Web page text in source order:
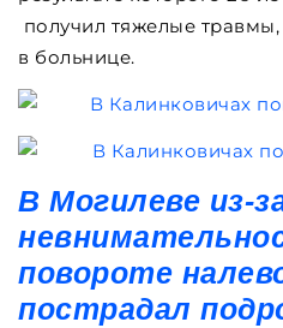
получил тяжелые
в больнице.
В Могилеве из-
повороте
пострадал